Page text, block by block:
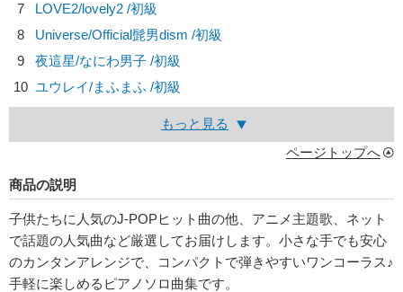
7
LOVE2/lovely2 /初級
8
Universe/Official髭男dism /初級
9
夜這星/なにわ男子 /初級
10 ユウレイ/まふまふ /初級
もっと見る
ページトップへ
商品の説明
子供たちに人気のJ-POPヒット曲の他、アニメ主題歌、ネット
で話題の人気曲など厳選してお届けします。小さな手でも安心
のカンタンアレンジで、コンパクトで弾きやすいワンコーラス♪
手軽に楽しめるピアノソロ曲集です。